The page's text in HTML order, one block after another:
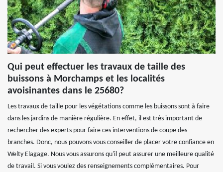
Qui peut effectuer les travaux de taille des
buissons à Morchamps et les localités
avoisinantes dans le 25680?
Les travaux de taille pour les végétations comme les buissons sont à faire
dans les jardins de manière régulière. En effet, il est très important de
rechercher des experts pour faire ces interventions de coupe des
branches. Donc, nous pouvons vous conseiller de placer votre confiance en
Welty Elagage. Nous vous assurons qu'il peut assurer une meilleure qualité
de travail. Si vous voulez des renseignements complémentaires. Pour